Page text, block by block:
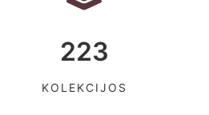
223
KOLEKCIJOS